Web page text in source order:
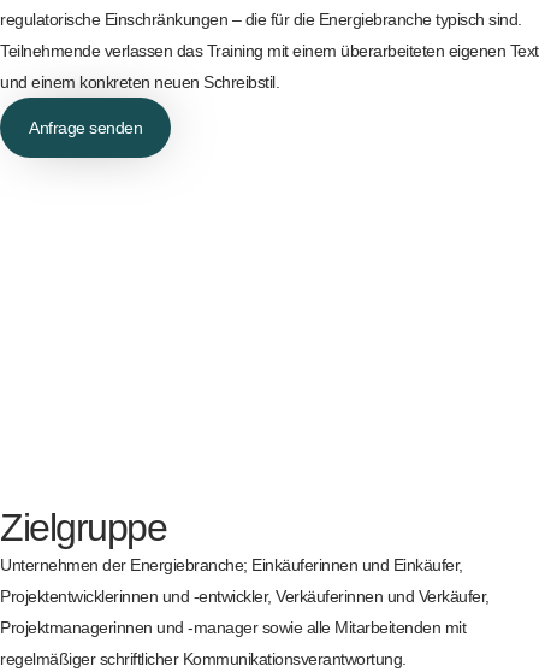
regulatorische Einschränkungen – die für die Energiebranche typisch sind.
Teilnehmende verlassen das Training mit einem überarbeiteten eigenen Text
und einem konkreten neuen Schreibstil.
Anfrage senden
Zielgruppe
Unternehmen der Energiebranche; Einkäuferinnen und Einkäufer,
Projektentwicklerinnen und -entwickler, Verkäuferinnen und Verkäufer,
Projektmanagerinnen und -manager sowie alle Mitarbeitenden mit
regelmäßiger schriftlicher Kommunikationsverantwortung.